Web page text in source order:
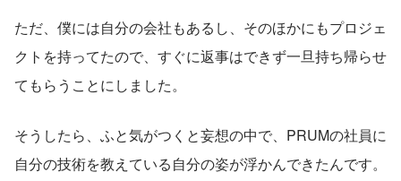
ただ、僕には自分の会社もあるし、そのほかにもプロジェ
クトを持ってたので、すぐに返事はできず一旦持ち帰らせ
てもらうことにしました。
そうしたら、ふと気がつくと妄想の中で、PRUMの社員に
自分の技術を教えている自分の姿が浮かんできたんです。